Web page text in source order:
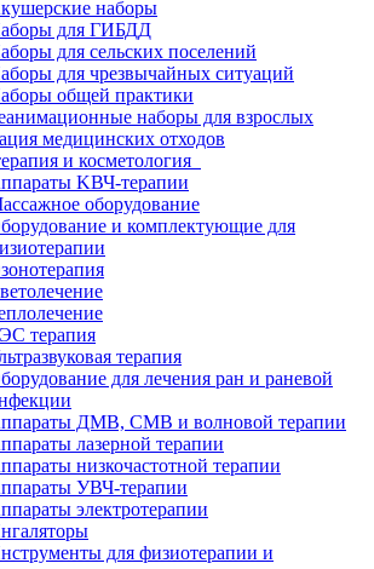
наборы
для ГИБДД
для сельских поселений
для чрезвычайных ситуаций
общей практики
наборы для взрослых
медицинских отходов
и косметология
KВЧ-терапии
оборудование
и комплектующие для
терапия
терапия
для лечения ран и раневой
ДМВ, СМВ и волновой терапии
лазерной терапии
низкочастотной терапии
УВЧ-терапии
электротерапии
для физиотерапии и